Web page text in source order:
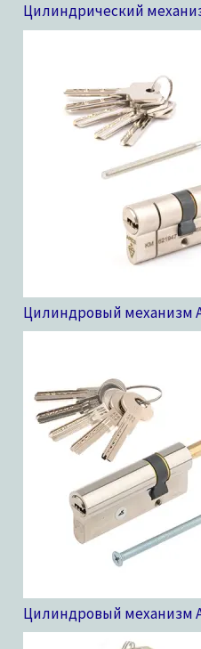
Цилиндрический
Цилиндровый механизм
Цилиндровый механизм